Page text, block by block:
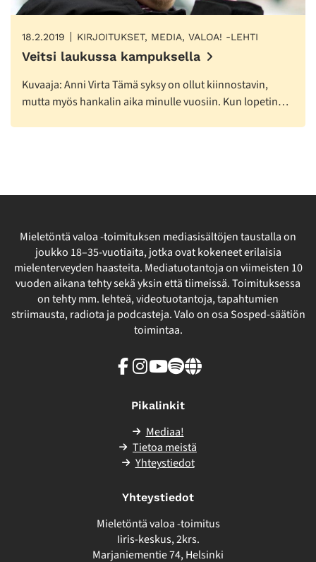
18.2.2019 KIRJOITUKSET, MEDIA, VALOA! -LEHTI
Veitsi laukussa kampuksella
Kuvaaja: Anni Virta Tämä syksy on ollut kiinnostavin,
mutta myös hankalin aika minulle vuosiin. Kun lopetin…
Mieletöntä valoa -toimituksen mediasisältöjen taustalla on
joukko 18–35-vuotiaita, jotka ovat kokeneet erilaisia
mielenterveyden haasteita. Mediatuotantoja on viimeisten 10
vuoden aikana tehty sekä yksin että tiimeissä. Toimituksessa
on tehty mm. lehteä, videotuotantoja, tapahtumien
striimausta, radiota ja podcasteja. Valo on osa Sosped-säätiön
toimintaa.
Facebook
Instagram
Youtube
SpotifyLinkki
Pikalinkit
Mediaa!
Tietoa meistä
Yhteystiedot
Yhteystiedot
Mieletöntä valoa -toimitus
Iiris-keskus, 2krs.
Marjaniementie 74, Helsinki